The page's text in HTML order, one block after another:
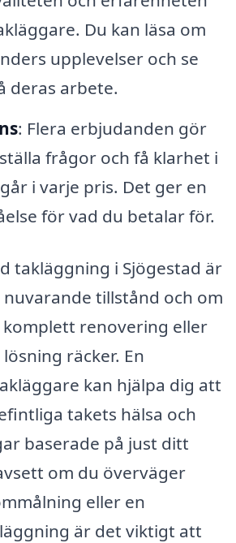
Du kan läsa om
upplevelser och se
deras arbete.
: Flera erbjudanden gör
frågor och få klarhet i
i varje pris. Det ger en
för vad du betalar för.
takläggning i Sjögestad är
tillstånd och om
komplett renovering eller
räcker. En
kan hjälpa dig att
takets hälsa och
baserade på just ditt
om du överväger
eller en
är det viktigt att